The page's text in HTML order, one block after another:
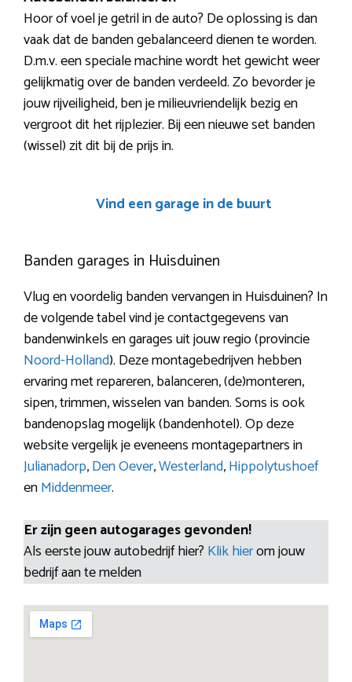
Hoor of voel je getril in de auto? De oplossing is dan
vaak dat de banden gebalanceerd dienen te worden.
D.m.v. een speciale machine wordt het gewicht weer
gelijkmatig over de banden verdeeld. Zo bevorder je
jouw rijveiligheid, ben je milieuvriendelijk bezig en
vergroot dit het rijplezier. Bij een nieuwe set banden
(wissel) zit dit bij de prijs in.
Vind een garage in de buurt
Banden garages in Huisduinen
Vlug en voordelig banden vervangen in Huisduinen? In
de volgende tabel vind je contactgegevens van
bandenwinkels en garages uit jouw regio (provincie
Noord-Holland). Deze montagebedrijven hebben
ervaring met repareren, balanceren, (de)monteren,
sipen, trimmen, wisselen van banden. Soms is ook
bandenopslag mogelijk (bandenhotel). Op deze
website vergelijk je eveneens montagepartners in
Julianadorp,Den Oever,Westerland,Hippolytushoef
enMiddenmeer.
Er zijn geen autogarages gevonden!
Als eerste jouw autobedrijf hier? Klik hierom jouw
bedrijf aan te melden